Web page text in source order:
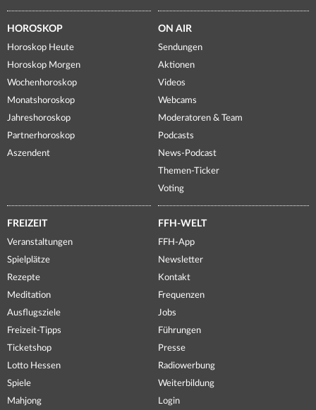
HOROSKOP
Horoskop Heute
Horoskop Morgen
Wochenhoroskop
Monatshoroskop
Jahreshoroskop
Partnerhoroskop
Aszendent
ON AIR
Sendungen
Aktionen
Videos
Webcams
Moderatoren & Team
Podcasts
News-Podcast
Themen-Ticker
Voting
FREIZEIT
Veranstaltungen
Spielplätze
Rezepte
Meditation
Ausflugsziele
Freizeit-Tipps
Ticketshop
Lotto Hessen
Spiele
Mahjong
FFH-WELT
FFH-App
Newsletter
Kontakt
Frequenzen
Jobs
Führungen
Presse
Radiowerbung
Weiterbildung
Login